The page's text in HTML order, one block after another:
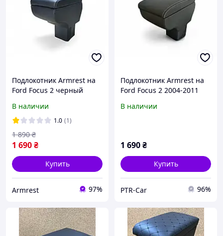
Подлокотник Armrest на
Ford Focus 2 черный
В наличии
1.0 (1)
1 690₴
1 890 ₴
Купить
Armrest 97%
Подлокотник Armrest на
Ford Focus 2 2004-2011
В наличии
1 690₴
Купить
PTR-Car 96%